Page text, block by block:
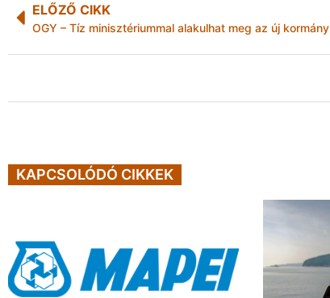
ELŐZŐ CIKK
OGY – Tíz minisztériummal alakulhat meg az új kormány
KAPCSOLÓDÓ CIKKEK